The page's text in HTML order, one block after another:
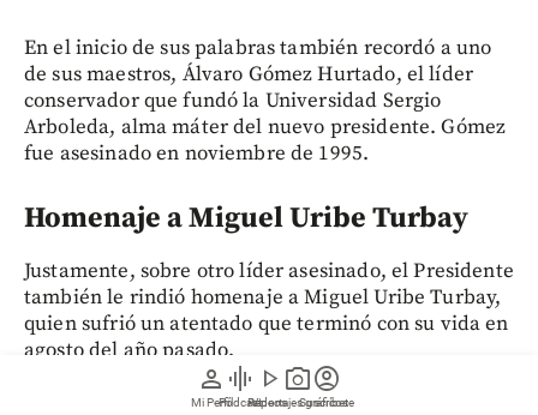
person
Mi Perfil
graphic_eq
Pódcast
play_arrow
Videos
photo_camera
Reportajes gráficos
account_circle
Suscríbete
En el inicio de sus palabras también recordó a uno
de sus maestros, Álvaro Gómez Hurtado, el líder
conservador que fundó la Universidad Sergio
Arboleda, alma máter del nuevo presidente. Gómez
fue asesinado en noviembre de 1995.
Homenaje a Miguel Uribe Turbay
Justamente, sobre otro líder asesinado, el Presidente
también le rindió homenaje a Miguel Uribe Turbay,
quien sufrió un atentado que terminó con su vida en
agosto del año pasado.